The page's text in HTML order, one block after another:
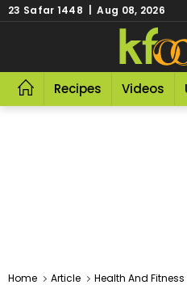
23 Safar 1448 | Aug 08, 2026
Recipes Videos
Home Article Health And Fitness